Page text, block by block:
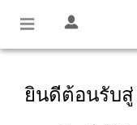
ยินดีต้อนรับสู่